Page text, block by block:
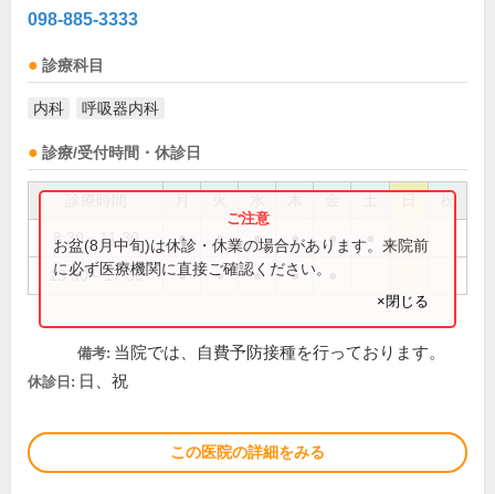
098-885-3333
診療科目
内科 呼吸器内科
診療/受付時間・休診日
祝
8:30～11:30 ● ● ● ● ●
13:30～17:30 ● ● ● ●
お盆(8月中旬)は休診・休業の場合があります。来院前
に必ず医療機関に直接ご確認ください。
×閉じる
備考: 当院では、自費予防接種を行っております。
休診日: 日、祝
この医院の詳細をみる